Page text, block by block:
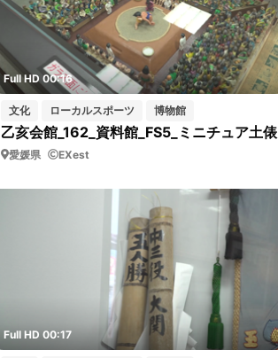
Full HD 00:16
文化 ローカルスポーツ 博物館
乙亥会館_162_資料館_FS5_ミニチュア土俵
愛媛県 EXest
Full HD 00:17